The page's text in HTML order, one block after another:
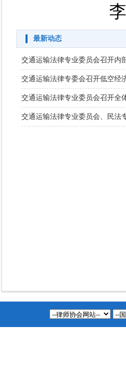
李亚
最新动态
交通运输法律专业委员会召开内
交通运输法律专委会召开低空经
交通运输法律专业委员会召开全
交通运输法律专业委员会、民法